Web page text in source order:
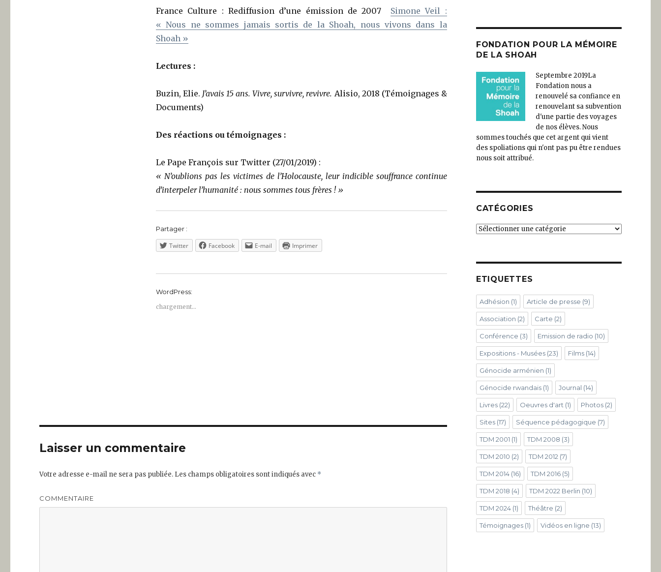
France Culture : Rediffusion d’une émission de 2007 Simone Veil :
« Nous ne sommes jamais sortis de la Shoah, nous vivons dans la
Shoah »
Lectures :
Buzin, Elie. J’avais 15 ans. Vivre, survivre, revivre. Alisio, 2018 (Témoignages &
Documents)
Des réactions ou témoignages :
Le Pape François sur Twitter (27/01/2019) :
« N’oublions pas les victimes de l’Holocauste, leur indicible souffrance continue
d’interpeler l’humanité : nous sommes tous frères ! »
Partager :
Twitter Facebook E-mail Imprimer
WordPress:
chargement…
Laisser un commentaire
Votre adresse e-mail ne sera pas publiée. Les champs obligatoires sont indiqués avec *
COMMENTAIRE
FONDATION POUR LA MÉMOIRE
DE LA SHOAH
Septembre 2019La
Fondation nous a
renouvelé sa confiance en
renouvelant sa subvention
d'une partie des voyages
de nos élèves. Nous
sommes touchés que cet argent qui vient
des spoliations qui n'ont pas pu être rendues
nous soit attribué.
CATÉGORIES
Catégories
ETIQUETTES
Adhésion (1) Article de presse (9)
Association (2) Carte (2)
Conférence (3) Emission de radio (10)
Expositions - Musées(23) Films(14)
Génocide arménien (1)
Génocide rwandais(1) Journal (14)
Livres(22) Oeuvres d'art (1) Photos(2)
Sites(17) Séquence pédagogique (7)
TDM 2001 (1) TDM 2008 (3)
TDM 2010 (2) TDM 2012 (7)
TDM 2014(16) TDM 2016(5)
TDM 2018 (4) TDM 2022 Berlin (10)
TDM 2024(1) Théâtre (2)
Témoignages(1) Vidéos en ligne (13)